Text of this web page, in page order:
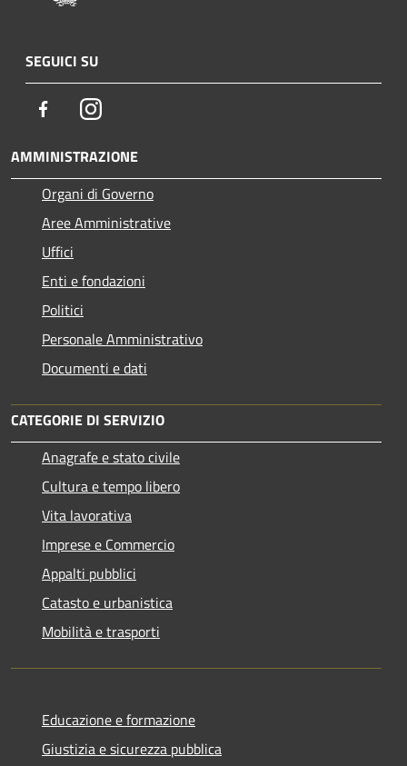
SEGUICI SU
FacebookInstagram
AMMINISTRAZIONE
Organi di Governo
Aree Amministrative
Uffici
Enti e fondazioni
Politici
Personale Amministrativo
Documenti e dati
CATEGORIE DI SERVIZIO
Anagrafe e stato civile
Cultura e tempo libero
Vita lavorativa
Imprese e Commercio
Appalti pubblici
Catasto e urbanistica
Mobilità e trasporti
Educazione e formazione
Giustizia e sicurezza pubblica